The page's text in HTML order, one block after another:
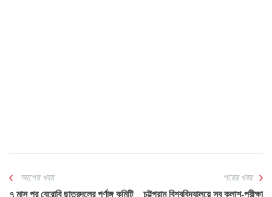
আগের খবর
৭ মাস পর বেরোবি ছাত্রদলের পূর্ণাঙ্গ কমিটি
পরের খবর
চট্টগ্রাম বিশ্ববিদ্যালয়ে সব ক্লাশ-পরীক্ষা